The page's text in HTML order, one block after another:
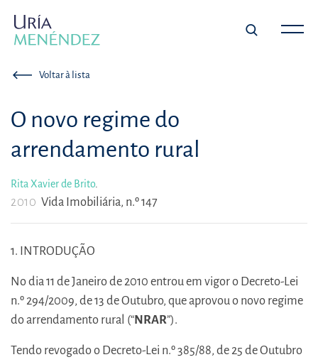
Voltar à lista
O novo regime do
arrendamento rural
Rita Xavier de Brito.
2010 Vida Imobiliária, n.º 147
1. INTRODUÇÃO
No dia 11 de Janeiro de 2010 entrou em vigor o Decreto-Lei
n.º 294/2009, de 13 de Outubro, que aprovou o novo regime
do arrendamento rural (“NRAR”).
Tendo revogado o Decreto-Lei n.º 385/88, de 25 de Outubro